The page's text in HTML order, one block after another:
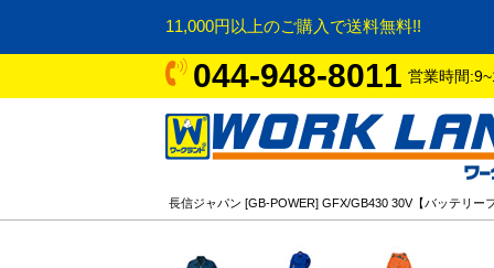
11,000円以上のご購入で送料無料!!
044-948-8011 営業時間
長信ジャパン [GB-POWER] GFX/GB430 30V【バッテリー